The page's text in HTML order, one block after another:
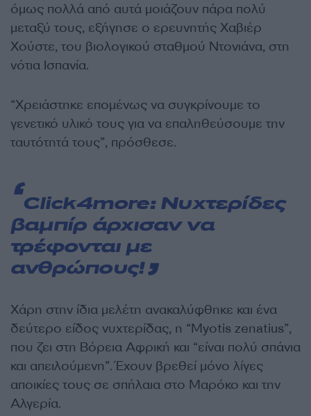
όμως πολλά από αυτά μοιάζουν πάρα πολύ
μεταξύ τους, εξήγησε ο ερευνητής Χαβιέρ
Χούστε, του βιολογικού σταθμού Ντονιάνα, στη
νότια Ισπανία.
“Χρειάστηκε επομένως να συγκρίνουμε το
γενετικό υλικό τους για να επαληθεύσουμε την
ταυτότητά τους”, πρόσθεσε.
Click4more: Νυχτερίδες
βαμπίρ άρχισαν να
τρέφονται με
ανθρώπους!
Χάρη στην ίδια μελέτη ανακαλύφθηκε και ένα
δεύτερο είδος νυχτερίδας, η “Myotis zenatius”,
που ζει στη Βόρεια Αφρική και “είναι πολύ σπάνια
και απειλούμενη”. Έχουν βρεθεί μόνο λίγες
αποικίες τους σε σπήλαια στο Μαρόκο και την
Αλγερία.